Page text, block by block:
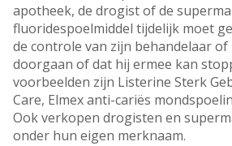
apotheek, de drogist of de
fluoridespoelmiddel tijdelijk moet
de controle van zijn behandelaar
doorgaan of dat hij ermee kan
voorbeelden zijn Listerine Sterk
Care, Elmex anti-cariës
Ook verkopen drogisten en
onder hun eigen merknaam.